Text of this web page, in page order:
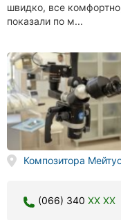
міста:
Київ
Вінниця
Житомир
Хмельницький
швидко, все
показали по м...
Композитора
(066) 340 XX XX